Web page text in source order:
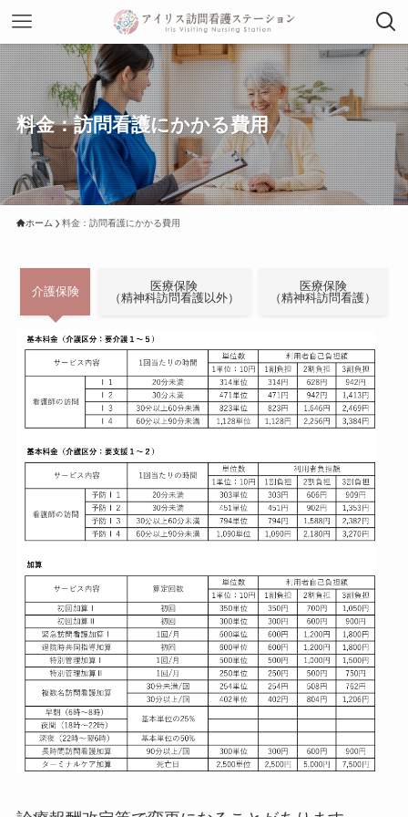
料金：訪問看護にかかる費用
ホーム 料金：訪問看護にかかる費用
介護保険
医療保険
（精神科訪問看護以外）
医療保険
（精神科訪問看護）